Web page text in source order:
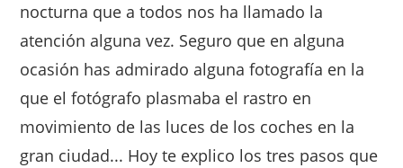
nocturna que a todos nos ha llamado la
atención alguna vez. Seguro que en alguna
ocasión has admirado alguna fotografía en la
que el fotógrafo plasmaba el rastro en
movimiento de las luces de los coches en la
gran ciudad... Hoy te explico los tres pasos que